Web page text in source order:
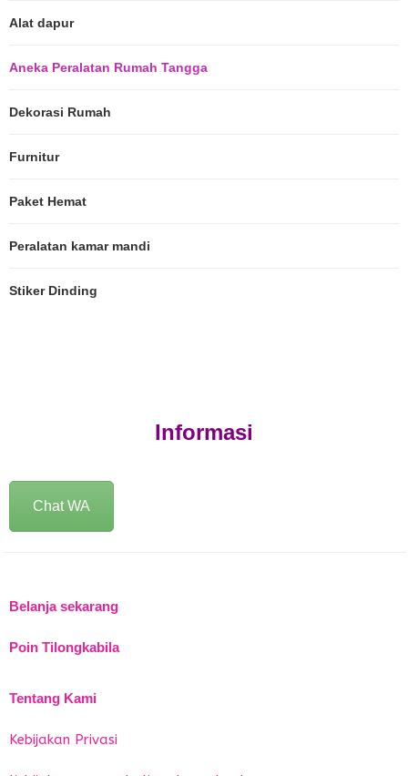
Alat dapur
Aneka Peralatan Rumah Tangga
Dekorasi Rumah
Furnitur
Paket Hemat
Peralatan kamar mandi
Stiker Dinding
Informasi
Chat WA
Belanja sekarang
Poin Tilongkabila
Tentang Kami
Kebijakan Privasi